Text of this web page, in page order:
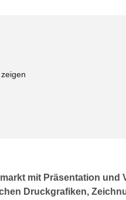
mit Präsentation und
Druckgrafiken,